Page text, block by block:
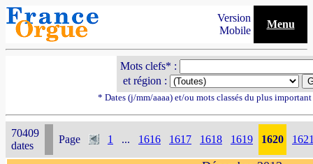
Version
Mobile
Menu
Mots clefs* :
et région :
* Dates (j/mm/aaaa) et/ou mots classés du plus
70409
dates
Page 1 ... 1616 1617 1618 1619 1620